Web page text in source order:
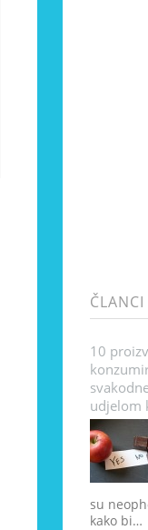
ČLANCI
10
udjelom
su
kako bi…